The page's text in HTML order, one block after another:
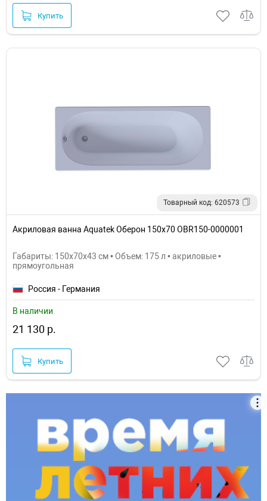
Купить
Товарный код: 620573
Акриловая ванна Aquatek Оберон 150х70 OBR150-0000001
Габариты: 150x70x43 см • Объем: 175 л • акриловые •
прямоугольная
Россия - Германия
В наличии
21 130 р.
Купить